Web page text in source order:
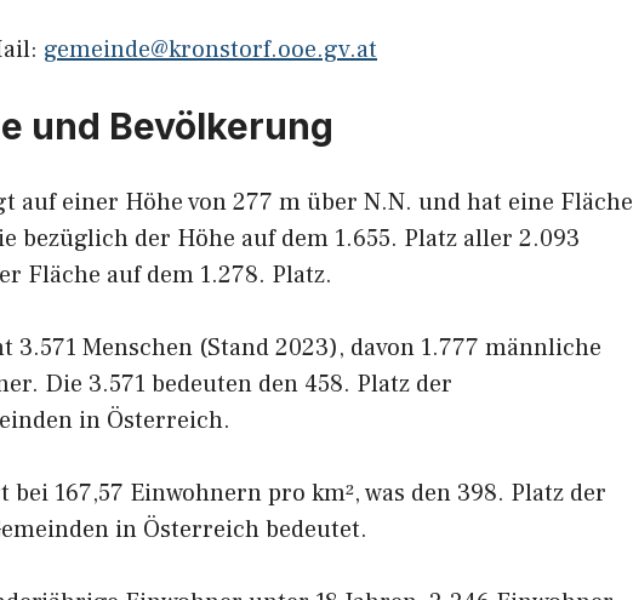
gemeinde@kronstorf.ooe.gv.at
und Bevölkerung
auf einer Höhe von 277 m über N.N. und hat eine Fläche
bezüglich der Höhe auf dem 1.655. Platz aller 2.093
Fläche auf dem 1.278. Platz.
Menschen (Stand 2023), davon 1.777 männliche
Die 3.571 bedeuten den 458. Platz der
in Österreich.
167,57 Einwohnern pro km², was den 398. Platz der
in Österreich bedeutet.